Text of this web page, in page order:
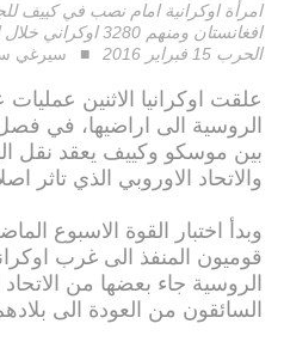
امرأة اوكرانية امام نصب في كييف
الحرب 15 فبراير 2016
سيرغي
علقت اوكرانيا الاثنين
الروسية الى اراضيها، في
بين موسكو وكييف يعقد نقل
والاتحاد الاوروبي الذي تاثر
وبدأ اختبار القوة الاسبوع
قوميون المنفذ الى غرب
الروسية جاء بعضها من
السائقون من العودة الى